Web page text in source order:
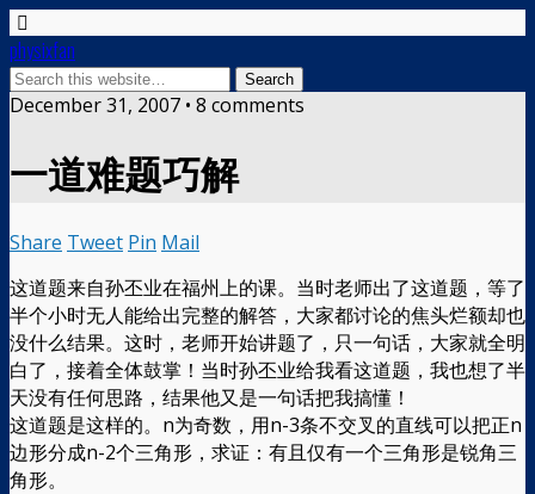
physixfan
December 31, 2007 • 8 comments
一道难题巧解
Share Tweet Pin Mail
这道题来自孙丕业在福州上的课。当时老师出了这道题，等了
半个小时无人能给出完整的解答，大家都讨论的焦头烂额却也
没什么结果。这时，老师开始讲题了，只一句话，大家就全明
白了，接着全体鼓掌！当时孙丕业给我看这道题，我也想了半
天没有任何思路，结果他又是一句话把我搞懂！
这道题是这样的。n为奇数，用n-3条不交叉的直线可以把正n
边形分成n-2个三角形，求证：有且仅有一个三角形是锐角三
角形。